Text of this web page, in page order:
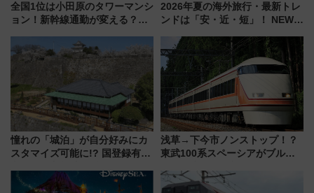
全国1位は小田原のタワーマンシ
ョン！新幹線通勤が変える？
【新築マンション人気ランキン
グ】
2026年夏の海外旅行・最新トレ
ンドは「安・近・短」！ NEWT
渡航先TOP5とは？ 円安時代の
旅行術
憧れの「城泊」が自分好みにカ
スタマイズ可能に!? 国登録有形
にオーダーメイド型の宿泊プラ
浅草→下今市ノンストップ！？
東武100系スペーシアがブルー
ー当時の停車駅」を再現 運転